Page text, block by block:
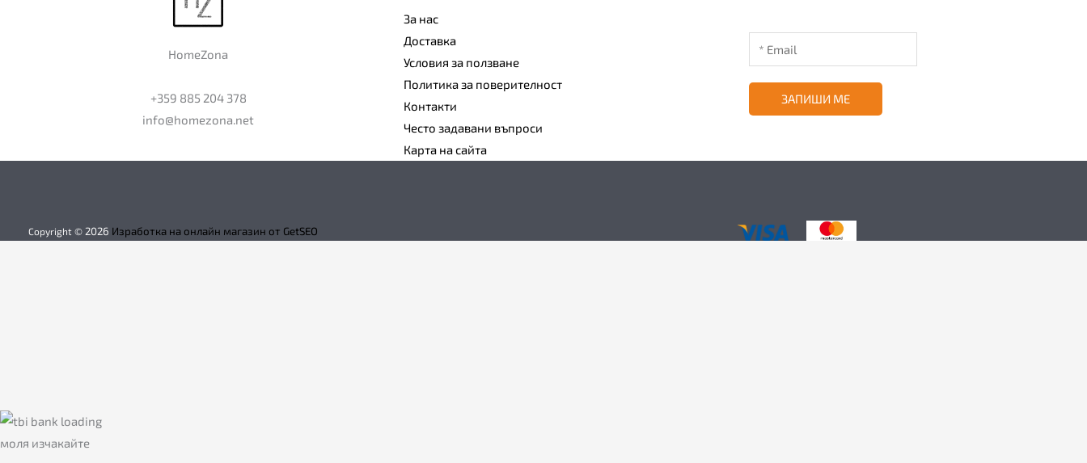
HomeZona
+359 885 204 378
info@homezona.net
За нас
Доставка
Условия за ползване
Политика за поверителност
Контакти
Често задавани въпроси
Карта на сайта
ЗАПИШИ МЕ
Copyright © 2026 Изработка на онлайн магазин от GetSEO
моля изчакайте